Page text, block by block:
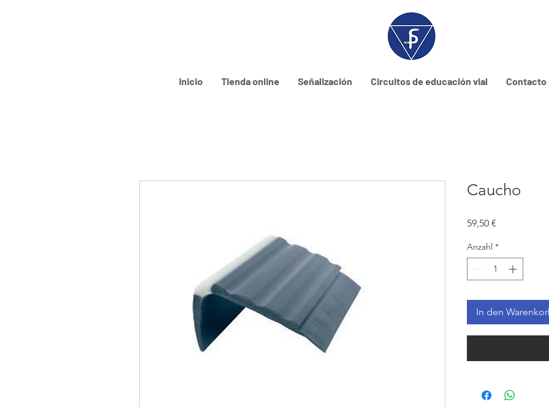
Inicio Tienda online Señalización Circuitos de educación vial Contacto
Caucho
59,50 €
Anzahl *
In den